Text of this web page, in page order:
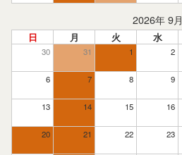
2026年 9月
日 月 火 水
30 31 1 2
6 7 8 9
13 14 15 16
20 21 22 23